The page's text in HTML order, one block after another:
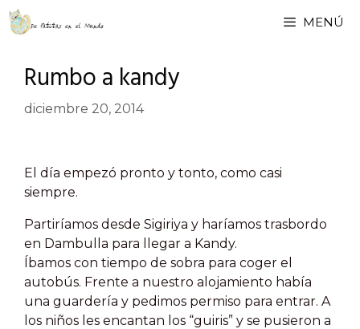
Saltar
MENÚ
Rumbo a kandy
diciembre 20, 2014
El día empezó pronto y tonto, como casi
siempre.
Partiríamos desde Sigiriya y haríamos trasbordo
en Dambulla para llegar a Kandy.
Íbamos con tiempo de sobra para coger el
autobús. Frente a nuestro alojamiento había
una guardería y pedimos permiso para entrar. A
los niños les encantan los “guiris” y se pusieron a